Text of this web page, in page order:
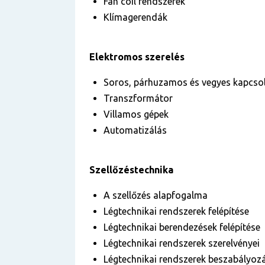
Klímagerendák
Elektromos szerelés
Soros, párhuzamos és vegyes
Transzformátor
Villamos gépek
Automatizálás
Szellőzéstechnika
A szellőzés alapfogalma
Légtechnikai rendszerek felépítése
Légtechnikai berendezések felépítése
Légtechnikai rendszerek szerelvényei
Légtechnikai rendszerek